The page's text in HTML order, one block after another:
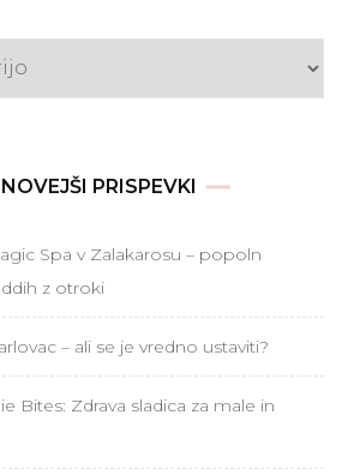
PRISPEVKI
Spa v Zalakarosu – popoln
z otroki
– ali se je vredno ustaviti?
Bites: Zdrava sladica za male in